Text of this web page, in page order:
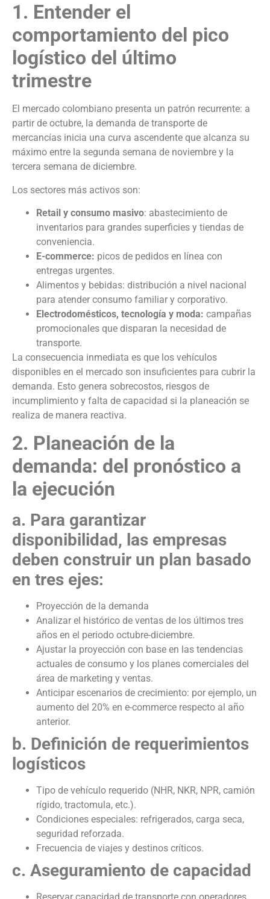
1. Entender el
comportamiento del pico
logístico del último
trimestre
El mercado colombiano presenta un patrón recurrente: a
partir de octubre, la demanda de transporte de
mercancías inicia una curva ascendente que alcanza su
máximo entre la segunda semana de noviembre y la
tercera semana de diciembre.
Los sectores más activos son:
Retail y consumo masivo: abastecimiento de
inventarios para grandes superficies y tiendas de
conveniencia.
E-commerce: picos de pedidos en línea con
entregas urgentes.
Alimentos y bebidas: distribución a nivel nacional
para atender consumo familiar y corporativo.
Electrodomésticos, tecnología y moda: campañas
promocionales que disparan la necesidad de
transporte.
La consecuencia inmediata es que los vehículos
disponibles en el mercado son insuficientes para cubrir la
demanda. Esto genera sobrecostos, riesgos de
incumplimiento y falta de capacidad si la planeación se
realiza de manera reactiva.
2. Planeación de la
demanda: del pronóstico a
la ejecución
a. Para garantizar
disponibilidad, las empresas
deben construir un plan basado
en tres ejes:
Proyección de la demanda
Analizar el histórico de ventas de los últimos tres
años en el periodo octubre-diciembre.
Ajustar la proyección con base en las tendencias
actuales de consumo y los planes comerciales del
área de marketing y ventas.
Anticipar escenarios de crecimiento: por ejemplo, un
aumento del 20% en e-commerce respecto al año
anterior.
b. Definición de requerimientos
logísticos
Tipo de vehículo requerido (NHR, NKR, NPR, camión
rígido, tractomula, etc.).
Condiciones especiales: refrigerados, carga seca,
seguridad reforzada.
Frecuencia de viajes y destinos críticos.
c. Aseguramiento de capacidad
Reservar capacidad de transporte con operadores